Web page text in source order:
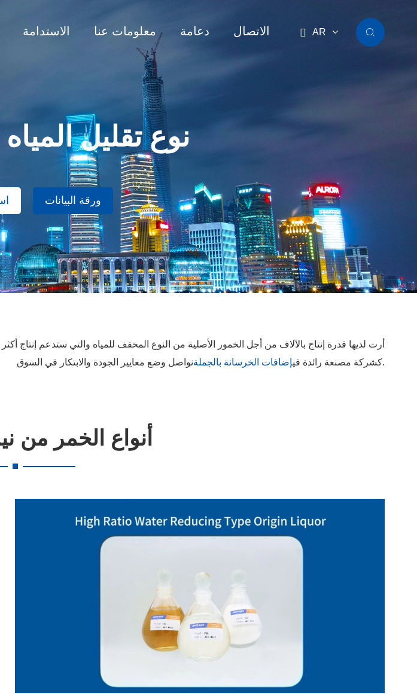
الاستدامة معلومات عنا دعامة الاتصال  AR 
نوع تقليل
ورقة البيانات
كشركة مصنعة رائدة فيإضافات الخرسانة بالجملة نواصل وضع معايير الجودة والابتكار في السوق.
أنواع الخمر من